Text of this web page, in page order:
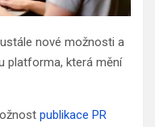
nové možnosti a
platforma, která mění
publikace PR